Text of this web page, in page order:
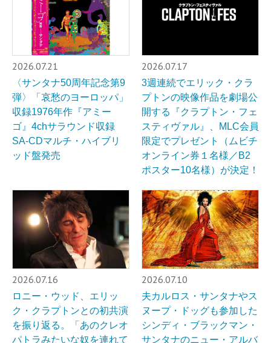
2026.07.21
〈サンタナ50周年記念第9
弾〉「哀愁のヨーロッパ」
収録1976年作『アミー
ゴ』4chサラウンド収録
SA-CDマルチ・ハイブリ
ッド盤発売
2026.07.17
3週連続でエリック・クラ
プトンの映像作品を劇場公
開する『クラプトン・フェ
スティヴァル』、MLC会員
限定でプレゼント（ムビチ
オンライン券１名様／B2
ポスター10名様）が決定！
2026.07.16
ロニー・ウッド、エリッ
ク・クラプトンとの初共演
を振り返る。「あのクレオ
パトラみたいな奴を連れて
2026.07.10
夫カルロス・サンタナやス
ヌープ・ドッグも参加した
シンディ・ブラックマン・
サンタナのニュー・アルバ